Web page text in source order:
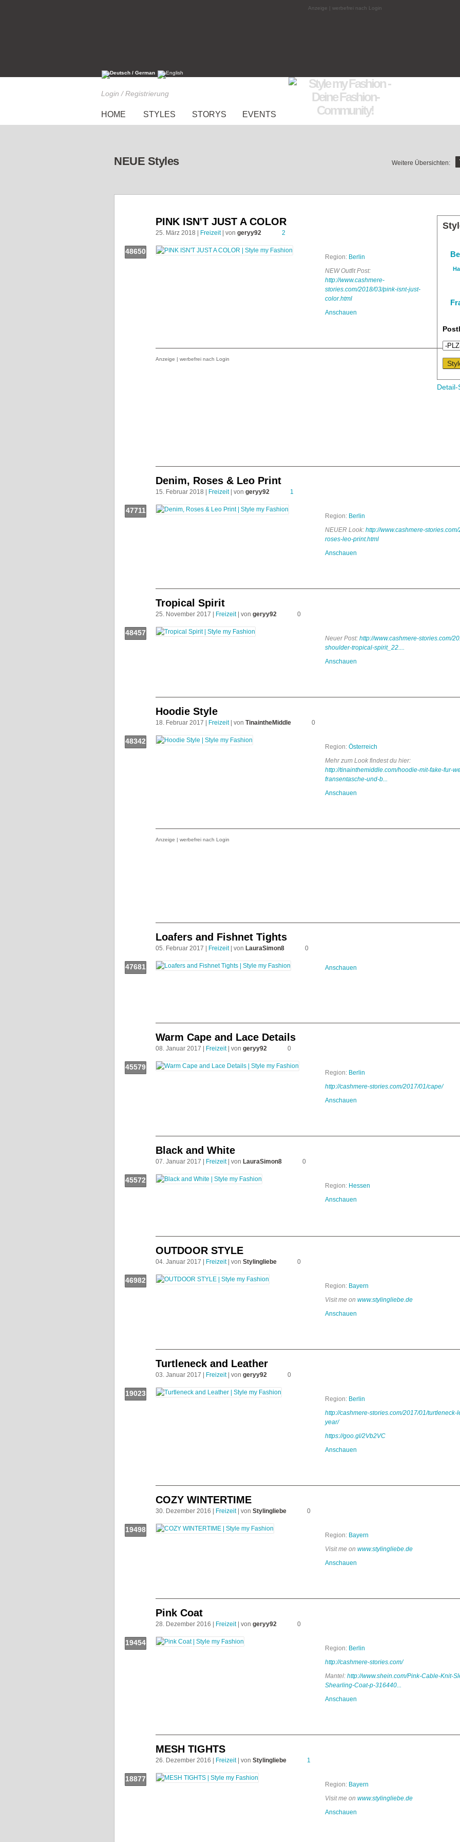
Anzeige | werbefrei nach Login
Login / Registrierung
HOME STYLES STORYS EVENTS
NEUE Styles Weitere Übersichten:
Detail-
PINK ISN'T JUST A COLOR
25. März 2018 | Freizeit| von geryy92 2
48650
Region: Berlin
NEW Outfit Post:
http://www.cashmere-
stories.com/2018/03/pink-isnt-just-
color.html
Anschauen
Anzeige | werbefrei nach Login
Denim, Roses & Leo Print
15. Februar 2018 | Freizeit| von geryy92 1
47711
Region: Berlin
NEUER Look: http://www.cashmere-
roses-leo-print.html
Anschauen
Tropical Spirit
25. November 2017 | Freizeit| von geryy92 0
48457
Neuer Post: http://www.cashmere-stories.com/
shoulder-tropical-spirit_22....
Anschauen
Hoodie Style
18. Februar 2017 | Freizeit| von TinaintheMiddle 0
48342
Region: Österreich
Mehr zum Look findest du hier:
http://tinainthemiddle.com/hoodie-mit-fake-fur-
fransentasche-und-b...
Anschauen
Anzeige | werbefrei nach Login
Loafers and Fishnet Tights
05. Februar 2017 | Freizeit| von LauraSimon8 0
47681 Anschauen
Warm Cape and Lace Details
08. Januar 2017 | Freizeit| von geryy92 0
45579
Region: Berlin
http://cashmere-stories.com/2017/01/cape/
Anschauen
Black and White
07. Januar 2017 | Freizeit| von LauraSimon8 0
45572
Region: Hessen
Anschauen
OUTDOOR STYLE
04. Januar 2017 | Freizeit| von Stylingliebe 0
46982
Region: Bayern
Visit me on www.stylingliebe.de
Anschauen
Turtleneck and Leather
03. Januar 2017 | Freizeit| von geryy92 0
19023
Region: Berlin
http://cashmere-stories.com/2017/01/turtleneck-
year/
https://goo.gl/2Vb2VC
Anschauen
COZY WINTERTIME
30. Dezember 2016 | Freizeit| von Stylingliebe 0
19498
Region: Bayern
Visit me on www.stylingliebe.de
Anschauen
Pink Coat
28. Dezember 2016 | Freizeit| von geryy92 0
19454
Region: Berlin
http://cashmere-stories.com/
Mantel: http://www.shein.com/Pink-Cable-Knit-
Shearling-Coat-p-316440...
Anschauen
MESH TIGHTS
26. Dezember 2016 | Freizeit| von Stylingliebe 1
18877
Region: Bayern
Visit me on www.stylingliebe.de
Anschauen